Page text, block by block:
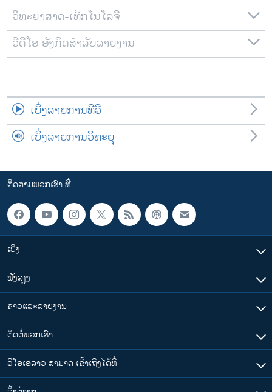
ພາສາຕ່າງໆ
ວິທະຍາສາດ-ເທັກໂນໂລຈີ
ວີດີໂອ ອັງກິດສຳລັບລາຍງານ
ເບິ່ງລາຍການທີວີ
ເບິ່ງລາຍການວິທະຍຸ
ຕິດຕາມພວກເຮົາ ທີ່
ເບິ່ງ
ຟັງສຽງ
ຂ່າວແລະລາຍງານ
ຕິດຕໍ່ພວກເຮົາ
ວີໂອເອລາວ ສາມາດ ເຂົ້າເຖິງໄດ້ທີ່